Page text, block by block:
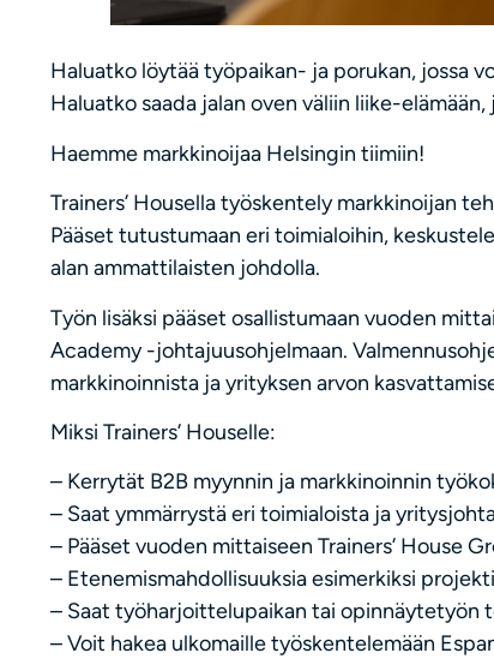
Haluatko löytää työpaikan- ja porukan, jossa
Haluatko saada jalan oven väliin liike-
Haemme markkinoijaa Helsingin tiimiin!
Trainers’ Housella työskentely markkinoijan
Pääset tutustumaan eri toimialoihin,
alan ammattilaisten johdolla.
Työn lisäksi pääset osallistumaan vuoden
Academy -johtajuusohjelmaan.
markkinoinnista ja yrityksen arvon
Miksi Trainers’ Houselle:
– Kerrytät B2B myynnin ja markkinoinnin
– Saat ymmärrystä eri toimialoista ja
– Pääset vuoden mittaiseen Trainers’ House
– Etenemismahdollisuuksia esimerkiksi
– Saat työharjoittelupaikan tai opinnäytetyön
– Voit hakea ulkomaille työskentelemään